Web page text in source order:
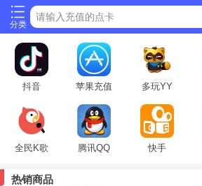
分类
请输入充值的点卡
抖音 苹果充值 多玩YY
全民K歌 腾讯QQ 快手
热销商品